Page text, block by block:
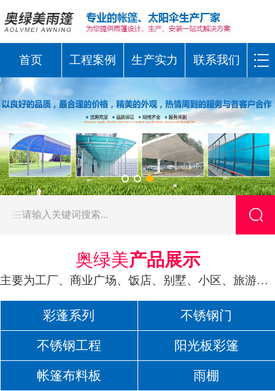
首页 工程案例 生产实力 联系我们
奥绿美产品展示
主要为工厂、商业广场、饭店、别墅、小区、旅游景点等量身定制雨棚
彩蓬系列 不锈钢门
不锈钢工程 阳光板彩篷
帐篷布料板 雨棚